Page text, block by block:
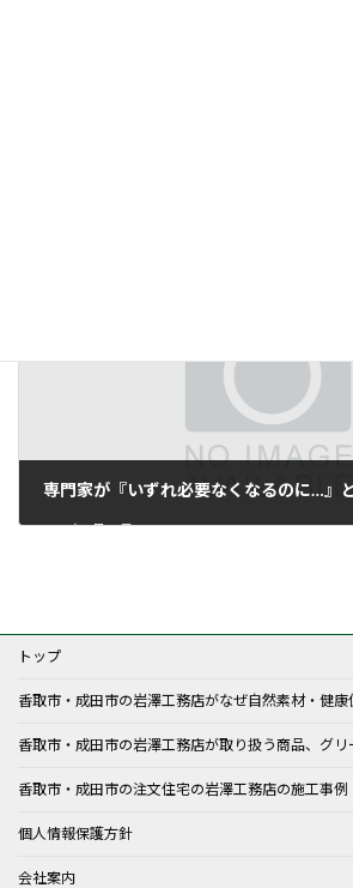
専門家が『いずれ必要なくなるのに…』
2019年5月28日
トップ
香取市・成田市の岩澤工務店がなぜ自然素材・健康
香取市・成田市の岩澤工務店が取り扱う商品、グリ
香取市・成田市の注文住宅の岩澤工務店の施工事例
個人情報保護方針
会社案内